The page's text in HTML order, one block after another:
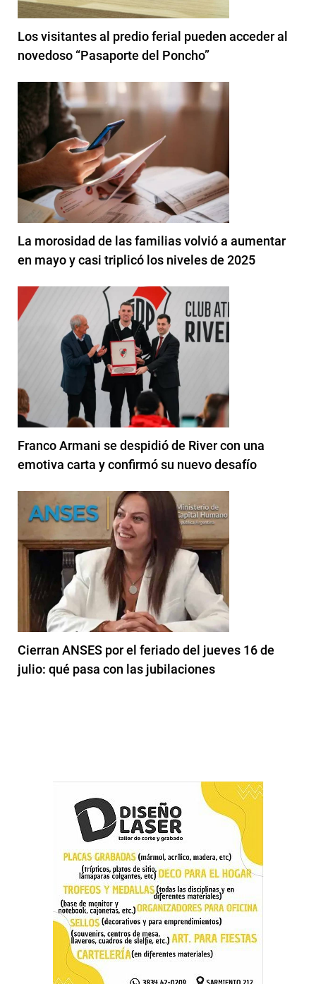
Los visitantes al predio ferial pueden acceder al
novedoso “Pasaporte del Poncho”
La morosidad de las familias volvió a aumentar
en mayo y casi triplicó los niveles de 2025
Franco Armani se despidió de River con una
emotiva carta y confirmó su nuevo desafío
Cierran ANSES por el feriado del jueves 16 de
julio: qué pasa con las jubilaciones